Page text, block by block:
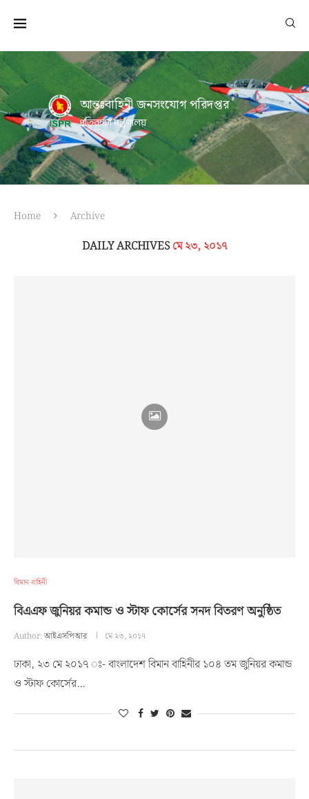
আন্তঃবাহিনী জনসংযোগ পরিদপ্তর
প্রতিরক্ষা মন্ত্রণালয়
Home Archive
DAILY ARCHIVES মে ২৩, ২০১৭
বিমান বাহিনী
বিএএফ জুনিয়র কমান্ড ও স্টাফ কোর্সের সনদ বিতরণ অনুষ্ঠিত
Author:আইএসপিআর মে ২৩, ২০১৭
ঢাকা, ২৩ মে ২০১৭ ঃ- বাংলাদেশ বিমান বাহিনীর ১০৪ তম জুনিয়র কমান্ড
ও স্টাফ কোর্সের…